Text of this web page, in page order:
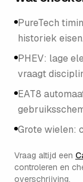
PureTech
historiek eisen.
PHEV: lage
vraagt
EAT8
Grote wielen:
Vraag altijd een
controleren en
overschrijving.